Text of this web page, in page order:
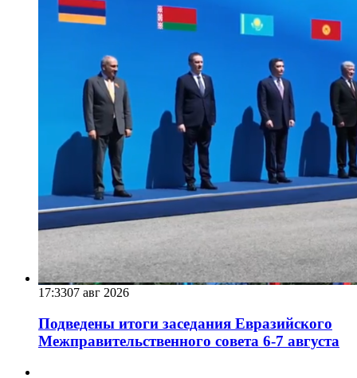
17:3307 авг 2026
Подведены итоги заседания Евразийского
Межправительственного совета 6-7 августа